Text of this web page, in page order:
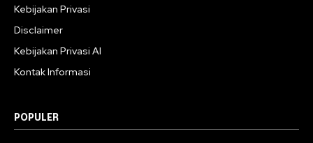
Kebijakan Privasi
Disclaimer
Kebijakan Privasi AI
Kontak Informasi
POPULER